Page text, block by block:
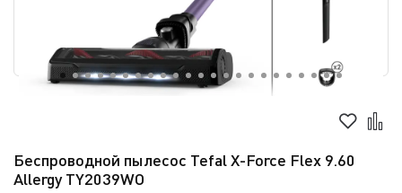
Беспроводной пылесос Tefal X-Force Flex 9.60
Allergy TY2039WO